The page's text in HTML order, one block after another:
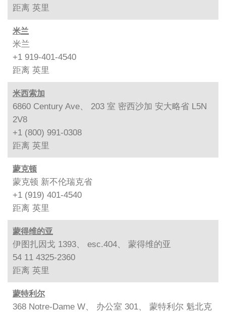
距离 英里
米兰
米兰
+1 919-401-4540
距离 英里
米西索加
6860 Century Ave、 203 室 密西沙加 安大略省 L5N
2V8
+1 (800) 991-0308
距离 英里
蒙克顿
蒙克顿 新不伦瑞克省
+1 (919) 401-4540
距离 英里
蒙得维的亚
伊图扎因戈 1393、 esc.404、 蒙得维的亚
54 11 4325-2360
距离 英里
蒙特利尔
368 Notre-Dame W、 办公室 301、 蒙特利尔 魁北克